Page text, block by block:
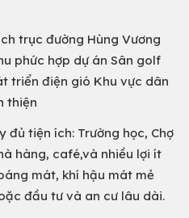
trục đường Hùng Vương
phức hợp dự án Sân golf
triển điện gió Khu vực dân
thiện
đủ tiện ích: Trường học, Chợ
hàng, café,và nhiều lợi ít
mát, khí hậu mát mẻ
đầu tư và an cư lâu dài.